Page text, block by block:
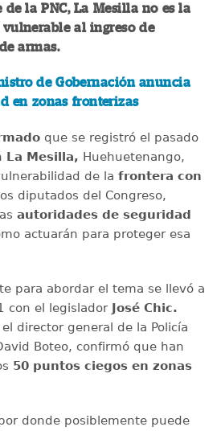
de la PNC, La Mesilla no es la
al ingreso de
armas.
de Gobernación anuncia
en zonas fronterizas
que se registró el pasado
La Mesilla, Huehuetenango,
de la frontera con
diputados del Congreso,
autoridades de seguridad
actuarán para proteger esa
para abordar el tema se llevó a
con el legislador José Chic.
el director general de la Policía
Boteo, confirmó que han
50 puntos ciegos en zonas
donde posiblemente puede